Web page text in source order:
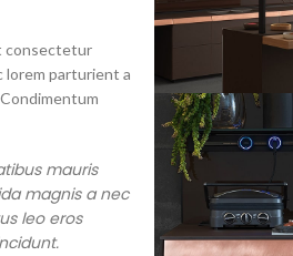
consectetur
lorem parturient a
mauris
magnis a nec
leo eros